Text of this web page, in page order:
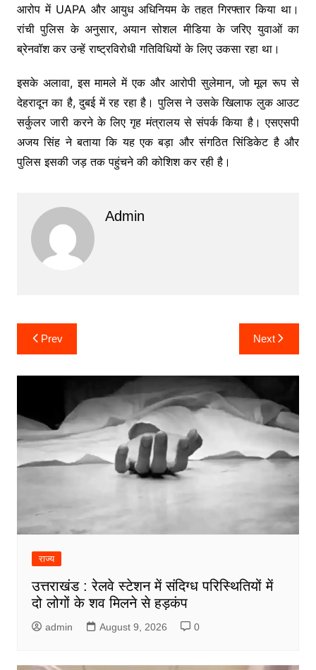
आरोप में UAPA और आयुध अधिनियम के तहत गिरफ्तार किया था।
रांची पुलिस के अनुसार, अयान सोशल मीडिया के जरिए युवाओं का
ब्रेनवॉश कर उन्हें राष्ट्रविरोधी गतिविधियों के लिए उकसा रहा था।
इसके अलावा, इस मामले में एक और आरोपी सुलेमान, जो मूल रूप से
देहरादून का है, दुबई में रह रहा है। पुलिस ने उसके खिलाफ लुक आउट
सर्कुलर जारी करने के लिए गृह मंत्रालय से संपर्क किया है। एसएसपी
अजय सिंह ने बताया कि यह एक बड़ा और संगठित सिंडिकेट है और
पुलिस इसकी जड़ तक पहुंचने की कोशिश कर रही है।
Admin
Post
navigation
Prev Next
राज्य
उत्तराखंड : रेलवे स्टेशन में संदिग्ध परिस्थितियों में
दो लोगों के शव मिलने से हड़कंप
admin August 9, 2026 0